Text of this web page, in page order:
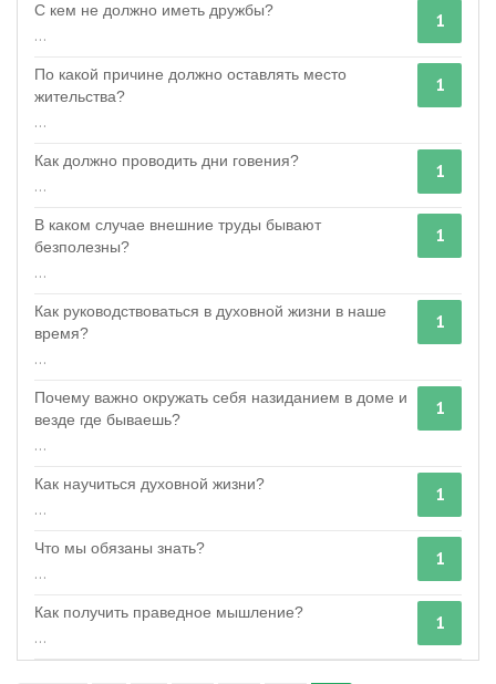
1
С кем не должно иметь дружбы?
...
1
По какой причине должно оставлять место
жительства?
...
1
Как должно проводить дни говения?
...
1
В каком случае внешние труды бывают
безполезны?
...
1
Как руководствоваться в духовной жизни в наше
время?
...
1
Почему важно окружать себя назиданием в доме и
везде где бываешь?
...
1
Как научиться духовной жизни?
...
1
Что мы обязаны знать?
...
1
Как получить праведное мышление?
...